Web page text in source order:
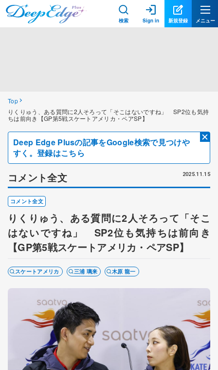
検索 Sign in 新規登録 メニュー
Top
りくりゅう、ある質問に2人そろって「そこはないですね」 SP2位も気持
ちは前向き【GP第5戦スケートアメリカ・ペアSP】
Deep Edge Plusの記事をGoogle検索で見つけや
すく。登録はこちら
コメント全文 2025.11.15
コメント全文
りくりゅう、ある質問に2人そろって「そこ
はないですね」 SP2位も気持ちは前向き
【GP第5戦スケートアメリカ・ペアSP】
スケートアメリカ 三浦 璃来 木原 龍一